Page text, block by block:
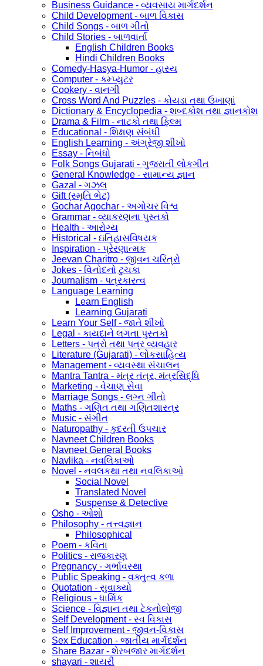
Business Guidance - વ્યવસાય માર્ગદર્શન
Child Development - બાળ વિકાસ
Child Songs - બાળ ગીતો
Child Stories - બાળવાર્તા
English Children Books
Hindi Children Books
Comedy-Hasya-Humor - હાસ્ય
Computer - કમ્પ્યુટર
Cookery - વાનગી
Cross Word And Puzzles - કોયડા તથા ઉખાણાં
Dictionary & Encyclopedia - શબ્દકોશ તથા જ્ઞાનકોશ
Drama & Film - નાટકો તથા ફિલ્મ
Educational - શિક્ષણ સંબંધી
English Learning - અંગ્રેજી શીખો
Essay - નિબંધો
Folk Songs Gujarati - ગુજરાતી લોકગીત
General Knowledge - સામાન્ય જ્ઞાન
Gazal - ગઝલ
Gift (સ્મૃતિ ભેટ)
Gochar Agochar - અગોચર વિશ્વ
Grammar - વ્યાકરણના પુસ્તકો
Health - આરોગ્ય
Historical - ઇતિહાસવિષયક
Inspiration - પ્રેરણાત્મક
Jeevan Charitro - જીવન ચરિત્રો
Jokes - વિનોદનો ટુચકા
Journalism - પત્રકારત્વ
Language Learning
Learn English
Learning Gujarati
Learn Your Self - જાતે શીખો
Legal - કાયદાને લગતા પુસ્તકો
Letters - પત્રો તથા પત્ર વ્યવહાર
Literature (Gujarati) - લોકસાહિત્ય
Management - વ્યવસ્થા સંચાલન
Mantra Tantra - મંત્ર તંત્ર, મંત્રસિદ્ધિ
Marketing - વેચાણ સેવા
Marriage Songs - લગ્ન ગીતો
Maths - ગણિત તથા ગણિતશાસ્ત્ર
Music - સંગીત
Naturopathy - કુદરતી ઉપચાર
Navneet Children Books
Navneet General Books
Navlika - નવલિકાઓ
Novel - નવલકથા તથા નવલિકાઓ
Social Novel
Translated Novel
Suspense & Detective
Osho - ઓશો
Philosophy - તત્ત્વજ્ઞાન
Philosophical
Poem - કવિતા
Politics - રાજકારણ
Pregnancy - ગર્ભાવસ્થા
Public Speaking - વક્તુત્વ કળા
Quotation - સુવાક્યો
Religious - ધાર્મિક
Science - વિજ્ઞાન તથા ટેકનોલોજી
Self Development - સ્વ વિકાસ
Self Improvement - જીવન-વિકાસ
Sex Education - જાતીય માર્ગદર્શન
Share Bazar - શેરબજાર માર્ગદર્શન
shayari - શાયરી